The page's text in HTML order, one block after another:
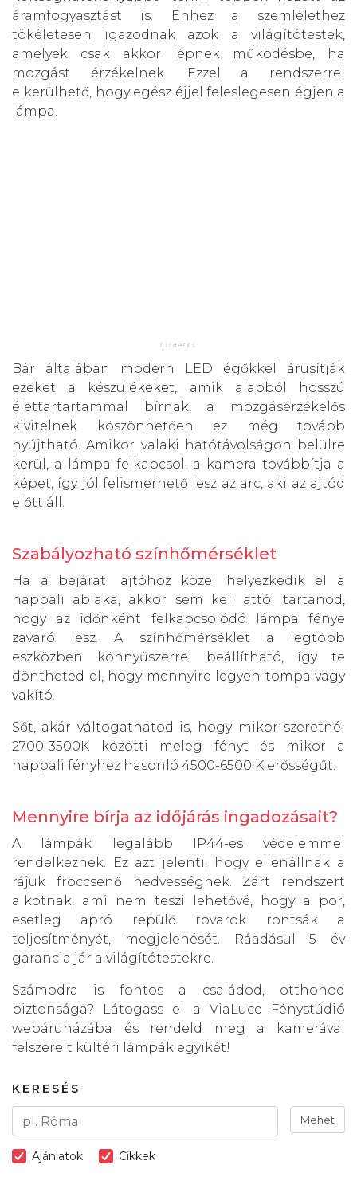
áramfogyasztást is. Ehhez a szemlélethez
tökéletesen igazodnak azok a világítótestek,
amelyek csak akkor lépnek működésbe, ha
mozgást érzékelnek. Ezzel a rendszerrel
elkerülhető, hogy egész éjjel feleslegesen égjen a
lámpa.
Bár általában modern LED égőkkel árusítják
ezeket a készülékeket, amik alapból hosszú
élettartartammal bírnak, a mozgásérzékelős
kivitelnek köszönhetően ez még tovább
nyújtható. Amikor valaki hatótávolságon belülre
kerül, a lámpa felkapcsol, a kamera továbbítja a
képet, így jól felismerhető lesz az arc, aki az ajtód
előtt áll.
Szabályozható színhőmérséklet
Ha a bejárati ajtóhoz közel helyezkedik el a
nappali ablaka, akkor sem kell attól tartanod,
hogy az időnként felkapcsolódó lámpa fénye
zavaró lesz. A színhőmérséklet a legtöbb
eszközben könnyűszerrel beállítható, így te
döntheted el, hogy mennyire legyen tompa vagy
vakító.
Sőt, akár váltogathatod is, hogy mikor szeretnél
2700-3500K közötti meleg fényt és mikor a
nappali fényhez hasonló 4500-6500 K erősségűt.
Mennyire bírja az időjárás ingadozásait?
A lámpák legalább IP44-es védelemmel
rendelkeznek. Ez azt jelenti, hogy ellenállnak a
rájuk fröccsenő nedvességnek. Zárt rendszert
alkotnak, ami nem teszi lehetővé, hogy a por,
esetleg apró repülő rovarok rontsák a
teljesítményét, megjelenését. Ráadásul 5 év
garancia jár a világítótestekre.
Számodra is fontos a családod, otthonod
biztonsága? Látogass el a ViaLuce Fénystúdió
webáruházába és rendeld meg a kamerával
felszerelt kültéri lámpák egyikét!
KERESÉS
Mehet
Ajánlatok Cikkek